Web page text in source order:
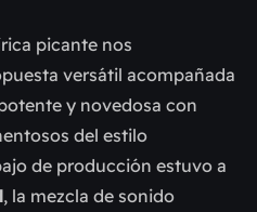
picante nos
versátil acompañada
y novedosa con
del estilo
de producción estuvo a
, la mezcla de sonido